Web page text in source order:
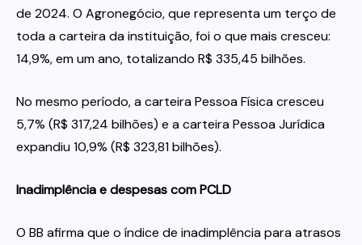
de 2024. O Agronegócio, que representa um terço de
toda a carteira da instituição, foi o que mais cresceu:
14,9%, em um ano, totalizando R$ 335,45 bilhões.
No mesmo período, a carteira Pessoa Física cresceu
5,7% (R$ 317,24 bilhões) e a carteira Pessoa Jurídica
expandiu 10,9% (R$ 323,81 bilhões).
Inadimplência e despesas com PCLD
O BB afirma que o índice de inadimplência para atrasos